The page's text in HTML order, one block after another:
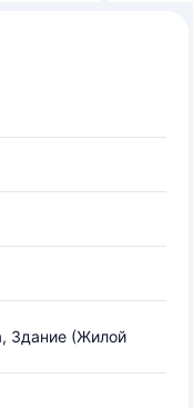
Здание (Жилой